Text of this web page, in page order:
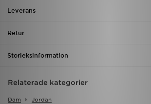
Leverans
Retur
Storleksinformation
Relaterade kategorier
Dam Jordan